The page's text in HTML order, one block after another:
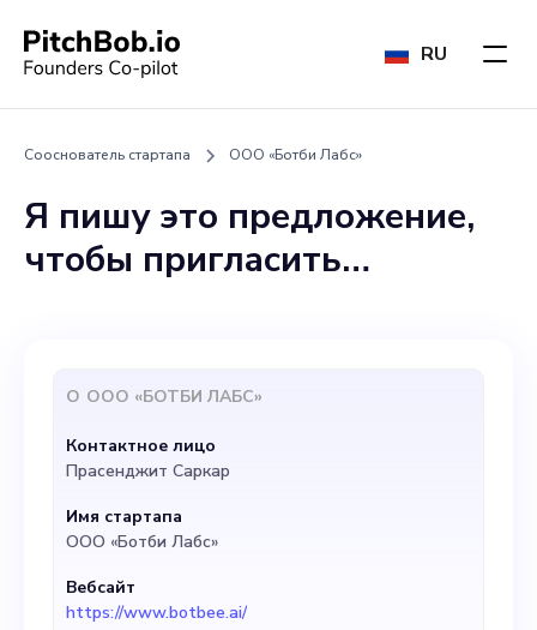
RU
Сооснователь стартапа ООО «Ботби Лабс»
Я пишу это предложение,
чтобы пригласить
в команду Botbee Labs в
качестве соучредителя.
Ваш опыт в маркетинге и
талант к дизайну UX/UI
значительно дополнят
наши существующие
О ООО «БОТБИ ЛАБС»
Контактное лицо
Прасенджит Саркар
Имя стартапа
ООО «Ботби Лабс»
Вебсайт
https://www.botbee.ai/